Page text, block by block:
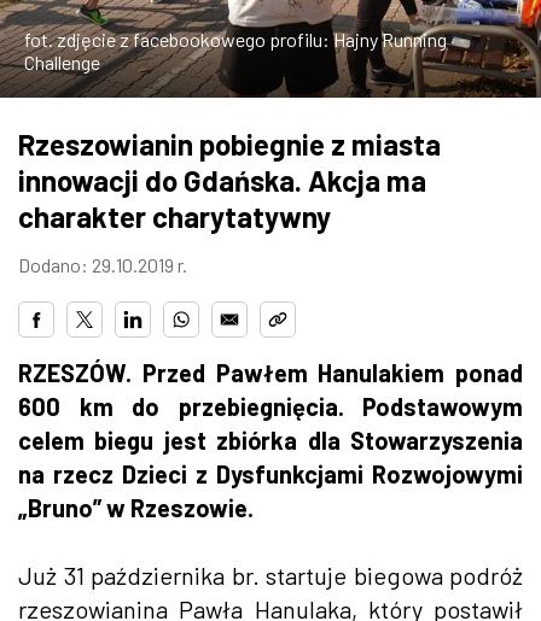
ZDJĘCIA
W RZESZOWIE
fot. zdjęcie z facebookowego profilu: Hajny Running
Challenge
Rzeszowianin pobiegnie z miasta
innowacji do Gdańska. Akcja ma
charakter charytatywny
Dodano: 29.10.2019 r.
RZESZÓW. Przed Pawłem Hanulakiem ponad
600 km do przebiegnięcia. Podstawowym
celem biegu jest zbiórka dla Stowarzyszenia
na rzecz Dzieci z Dysfunkcjami Rozwojowymi
„Bruno” w Rzeszowie.
Już 31 października br. startuje biegowa podróż
rzeszowianina Pawła Hanulaka, który postawił